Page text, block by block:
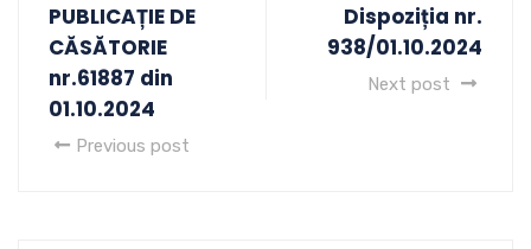
PUBLICAȚIE DE
CĂSĂTORIE
nr.61887 din
01.10.2024
Previous post
Dispoziția nr.
938/01.10.2024
Next post